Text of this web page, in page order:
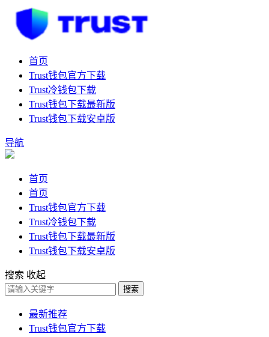
首页
Trust钱包官方下载
Trust冷钱包下载
Trust钱包下载最新版
Trust钱包下载安卓版
导航
首页
首页
Trust钱包官方下载
Trust冷钱包下载
Trust钱包下载最新版
Trust钱包下载安卓版
搜索 收起
搜索
最新推荐
Trust钱包官方下载